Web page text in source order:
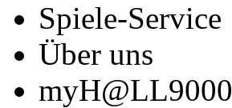
Spiele-Service
Über uns
myH@LL9000